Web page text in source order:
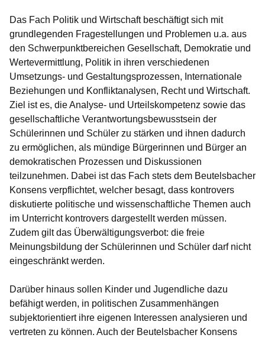
Das Fach Politik und Wirtschaft beschäftigt sich mit
grundlegenden Fragestellungen und Problemen u.a. aus
den Schwerpunktbereichen Gesellschaft, Demokratie und
Wertevermittlung, Politik in ihren verschiedenen
Umsetzungs- und Gestaltungsprozessen, Internationale
Beziehungen und Konfliktanalysen, Recht und Wirtschaft.
Ziel ist es, die Analyse- und Urteilskompetenz sowie das
gesellschaftliche Verantwortungsbewusstsein der
Schülerinnen und Schüler zu stärken und ihnen dadurch
zu ermöglichen, als mündige Bürgerinnen und Bürger an
demokratischen Prozessen und Diskussionen
teilzunehmen. Dabei ist das Fach stets dem Beutelsbacher
Konsens verpflichtet, welcher besagt, dass kontrovers
diskutierte politische und wissenschaftliche Themen auch
im Unterricht kontrovers dargestellt werden müssen.
Zudem gilt das Überwältigungsverbot: die freie
Meinungsbildung der Schülerinnen und Schüler darf nicht
eingeschränkt werden.
Darüber hinaus sollen Kinder und Jugendliche dazu
befähigt werden, in politischen Zusammenhängen
subjektorientiert ihre eigenen Interessen analysieren und
vertreten zu können. Auch der Beutelsbacher Konsens